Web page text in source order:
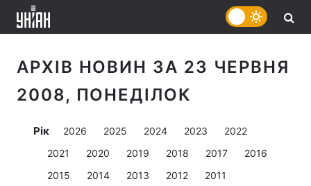
АРХІВ НОВИН ЗА 23 ЧЕРВНЯ
2008, ПОНЕДІЛОК
Рік 2026 2025 2024 2023
2022
2021
2020 2019 2018 2017
2016
2015
2014 2013 2012
2011